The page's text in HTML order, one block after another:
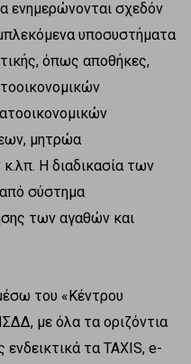
ενημερώνονται σχεδόν
υποσυστήματα
όπως αποθήκες,
μητρώα
H διαδικασία των
σύστημα
των αγαθών και
του «Κέντρου
με όλα τα οριζόντια
τα TAXIS, e-